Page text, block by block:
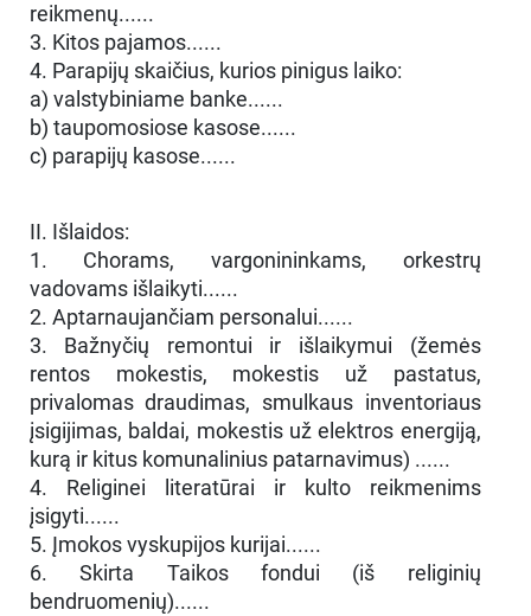
reikmenų......
3. Kitos pajamos......
4. Parapijų skaičius, kurios pinigus laiko:
a) valstybiniame banke......
b) taupomosiose kasose......
c) parapijų kasose......
II. Išlaidos:
1. Chorams, vargonininkams, orkestrų
vadovams išlaikyti......
2. Aptarnaujančiam personalui......
3. Bažnyčių remontui ir išlaikymui (žemės
rentos mokestis, mokestis už pastatus,
privalomas draudimas, smulkaus inventoriaus
įsigijimas, baldai, mokestis už elektros energiją,
kurą ir kitus komunalinius patarnavimus) ......
4. Religinei literatūrai ir kulto reikmenims
įsigyti......
5. Įmokos vyskupijos kurijai......
6. Skirta Taikos fondui (iš religinių
bendruomenių)......